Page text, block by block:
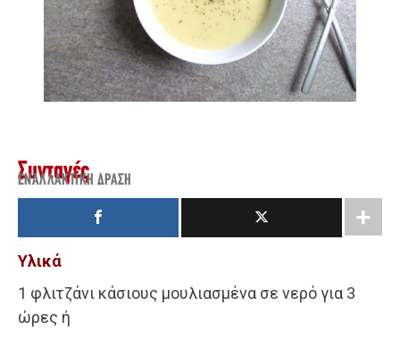
Συνταγές
ΕΝΑΛΛΑΚΤΙΚΉ ΔΡΆΣΗ
Υλικά
1 φλιτζάνι κάσιους μουλιασμένα σε νερό για 3
ώρες ή